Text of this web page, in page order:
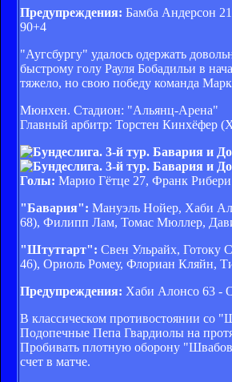
Предупреждения: Бамба Андерсон
90+4
"Аугсбургу" удалось одержать
быстрому голу Рауля Бобадильи в
тяжело, но свою победу команда
Мюнхен. Стадион: "Альянц-Арена"
Главный арбитр: Торстен Кинхёфер
Голы: Марио Гётце 27, Франк
"Бавария": Мануэль Нойер, Хаби
68), Филипп Лам, Томас Мюллер,
"Штутгарт": Свен Ульрайх,
46), Ориоль Ромеу, Флориан Кляйн,
Предупреждения: Хаби Алонсо 63 -
В классическом противостоянии со
Подопечные Пепа Гвардиолы на
Пробивать плотную оборону
счет в матче.